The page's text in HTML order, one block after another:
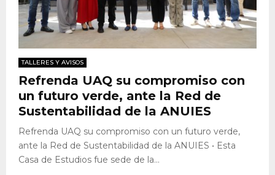
TALLERES Y AVISOS
Refrenda UAQ su compromiso con
un futuro verde, ante la Red de
Sustentabilidad de la ANUIES
Refrenda UAQ su compromiso con un futuro verde,
ante la Red de Sustentabilidad de la ANUIES • Esta
Casa de Estudios fue sede de la...